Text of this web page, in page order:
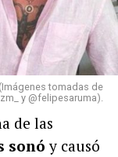
tomadas de
y @felipesaruma).
de las
sonó y causó